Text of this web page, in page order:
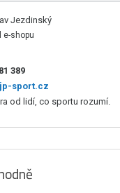
Jezdinský
e-shopu
389
sport.cz
od lidí, co sportu rozumí.